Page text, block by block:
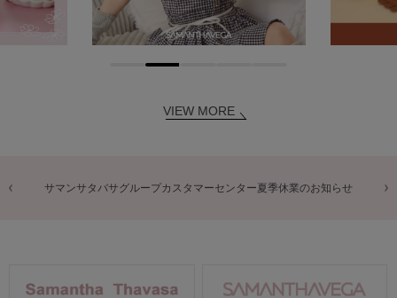
VIEW MORE
商品に関するお詫びとお知らせ